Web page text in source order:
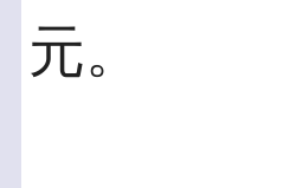
元。